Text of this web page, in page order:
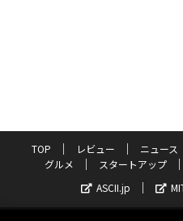
TOP レビュー ニュース
グルメ
スタートアップ
ASCII.jp